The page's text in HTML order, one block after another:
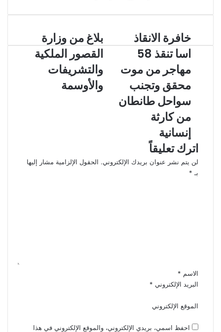
بلاغ من وزارة
القصور الملكية
والتشريفات
والأوسمة
خافرة الانقاذ
اسا تنقذ 58
مهاجر من موت
محقق وتجنب
سواحل طانطان
من كارثة
إنسانية
اترك تعليقاً
لن يتم نشر عنوان بريدك الإلكتروني. الحقول الإلزامية مشار إليها
بـ *
الاسم *
البريد الإلكتروني *
الموقع الإلكتروني
احفظ اسمي، بريدي الإلكتروني، والموقع الإلكتروني في هذا